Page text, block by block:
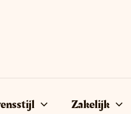
Zakelijk